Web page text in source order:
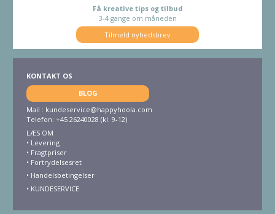
Få kreative tips og tilbud
3-4 gange om måneden
Tilmeld nyhedsbrev
KONTAKT OS
BLOG
Mail : kundeservice@happyhoola.com
Telefon: +45 26240028 (kl. 9-12)
LÆS OM
• Levering
• Fragtpriser
• Fortrydelsesret
• Handelsbetingelser
• KUNDESERVICE